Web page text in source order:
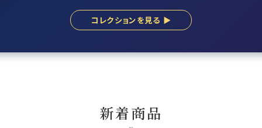
コレクションを見る ▶
新着商品